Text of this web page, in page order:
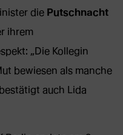
die Putschnacht
ihrem
„Die Kollegin
bewiesen als manche
auch Lida